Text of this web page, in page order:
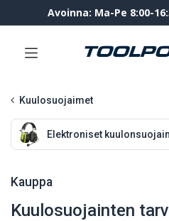
Avoinna: Ma-Pe 8:00-
Kuulosuojaimet
Elektroniset
Kauppa
Kuulosuojainten